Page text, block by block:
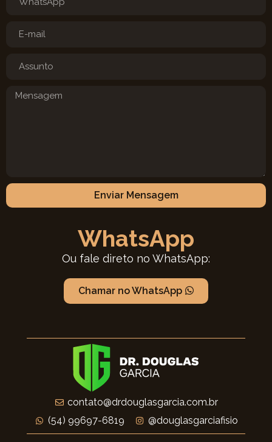
Enviar Mensagem
WhatsApp
Ou fale direto no WhatsApp:
Chamar no WhatsApp
contato@drdouglasgarcia.com.br
(54) 99697-6819
@douglasgarciafisio